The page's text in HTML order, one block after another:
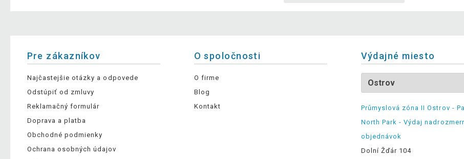
Pre zákazníkov
Najčastejšie otázky a odpovede
Odstúpiť od zmluvy
Reklamačný formulár
Doprava a platba
Obchodné podmienky
Ochrana osobných údajov
O spoločnosti
O firme
Blog
Kontakt
Výdajné miesto
Průmyslová zóna II Ostrov -
North Park - Výdaj
objednávok
Dolní Žďár 104